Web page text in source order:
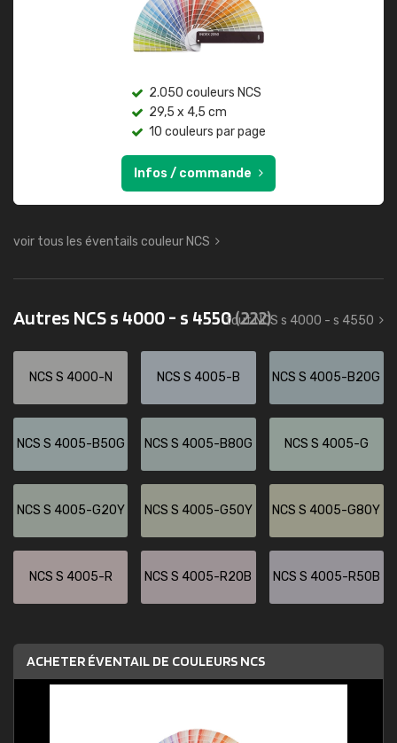
2.050 couleurs NCS
29,5 x 4,5 cm
10 couleurs par page
Infos / commande
voir tous les éventails couleur NCS
Autres NCS s 4000 - s 4550(222)
tout NCS s 4000 - s 4550
NCS S 4000-N NCS S 4005-B NCS S 4005-B20G
NCS S 4005-B50G NCS S 4005-B80G NCS S 4005-G
NCS S 4005-G20Y NCS S 4005-G50Y NCS S 4005-G80Y
NCS S 4005-R NCS S 4005-R20B NCS S 4005-R50B
ACHETER ÉVENTAIL DE COULEURS NCS